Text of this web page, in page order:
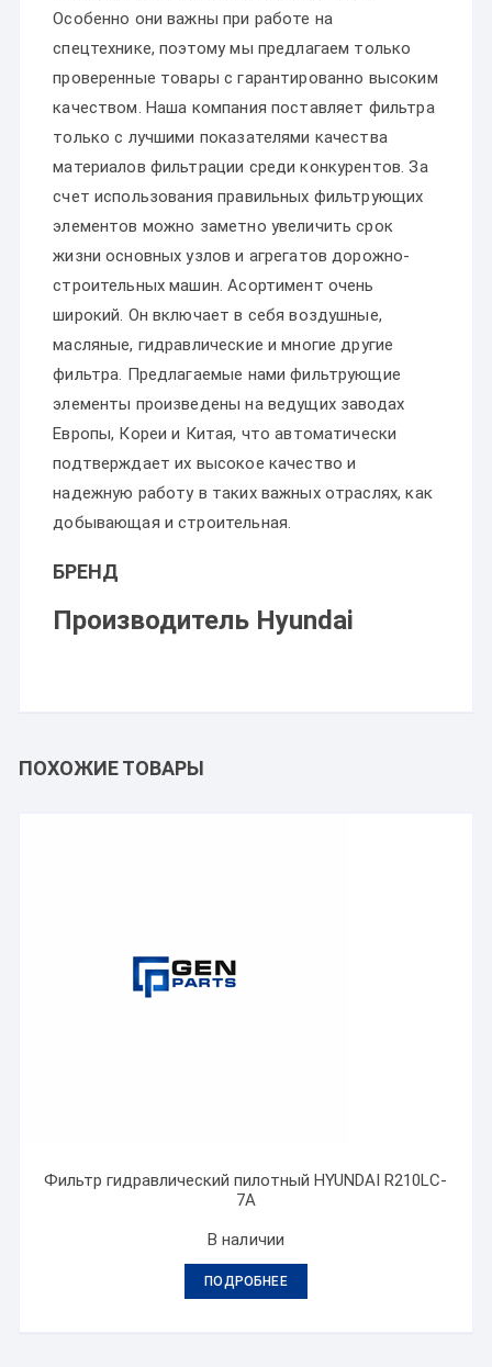
Особенно они важны при работе на
спецтехнике, поэтому мы предлагаем только
проверенные товары с гарантированно высоким
качеством. Наша компания поставляет фильтра
только с лучшими показателями качества
материалов фильтрации среди конкурентов. За
счет использования правильных фильтрующих
элементов можно заметно увеличить срок
жизни основных узлов и агрегатов дорожно-
строительных машин. Асортимент очень
широкий. Он включает в себя воздушные,
масляные, гидравлические и многие другие
фильтра. Предлагаемые нами фильтрующие
элементы произведены на ведущих заводах
Европы, Кореи и Китая, что автоматически
подтверждает их высокое качество и
надежную работу в таких важных отраслях, как
добывающая и строительная.
БРЕНД
Производитель Hyundai
ПОХОЖИЕ ТОВАРЫ
Фильтр гидравлический пилотный HYUNDAI R210LC-
7A
В наличии
ПОДРОБНЕЕ